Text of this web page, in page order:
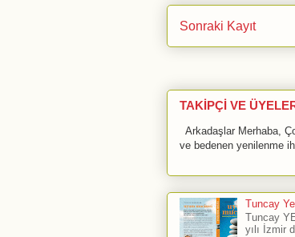
Sonraki Kayıt
TAKİPÇİ VE
Arkadaşlar Merhaba,
ve bedenen yenilenme
Tuncay
Tuncay
yılı İzmir